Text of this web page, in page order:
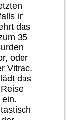
in
das
35
oder
Vitrac.
das
ein.